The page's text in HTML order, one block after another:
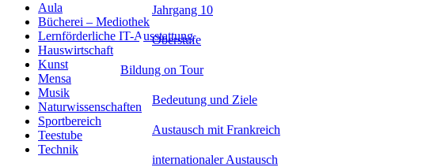
Jahrgang 10
Oberstufe
Bildung on Tour
Bedeutung und Ziele
Austausch mit Frankreich
internationaler Austausch
Aula
Bücherei – Mediothek
Lernförderliche IT-Ausstattung
Hauswirtschaft
Kunst
Mensa
Musik
Naturwissenschaften
Sportbereich
Teestube
Technik